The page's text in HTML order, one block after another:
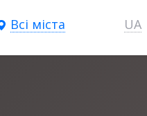
Всі міста UA